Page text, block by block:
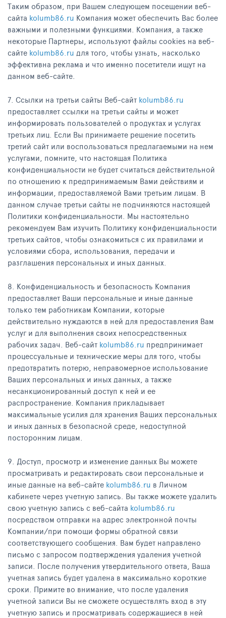
Таким образом, при Вашем следующем посещении веб-
сайта kolumb86.ru Компания может обеспечить Вас более
важными и полезными функциями. Компания, а также
некоторые Партнеры, используют файлы cookies на веб-
сайте kolumb86.ru для того, чтобы узнать, насколько
эффективна реклама и что именно посетители ищут на
данном веб-сайте.
7. Ссылки на третьи сайты Веб-сайт kolumb86.ru
предоставляет ссылки на третьи сайты и может
информировать пользователей о продуктах и услугах
третьих лиц. Если Вы принимаете решение посетить
третий сайт или воспользоваться предлагаемыми на нем
услугами, помните, что настоящая Политика
конфиденциальности не будет считаться действительной
по отношению к предпринимаемым Вами действиям и
информации, предоставляемой Вами третьим лицам. В
данном случае третьи сайты не подчиняются настоящей
Политики конфиденциальности. Мы настоятельно
рекомендуем Вам изучить Политику конфиденциальности
третьих сайтов, чтобы ознакомиться с их правилами и
условиями сбора, использования, передачи и
разглашения персональных и иных данных.
8. Конфиденциальность и безопасность Компания
предоставляет Ваши персональные и иные данные
только тем работникам Компании, которые
действительно нуждаются в ней для предоставления Вам
услуг и для выполнения своих непосредственных
рабочих задач. Веб-сайт kolumb86.ru предпринимает
процессуальные и технические меры для того, чтобы
предотвратить потерю, неправомерное использование
Ваших персональных и иных данных, а также
несанкционированный доступ к ней и ее
распространение. Компания прикладывает
максимальные усилия для хранения Ваших персональных
и иных данных в безопасной среде, недоступной
посторонним лицам.
9. Доступ, просмотр и изменение данных Вы можете
просматривать и редактировать свои персональные и
иные данные на веб-сайте kolumb86.ru в Личном
кабинете через учетную запись. Вы также можете удалить
свою учетную запись с веб-сайта kolumb86.ru
посредством отправки на адрес электронной почты
Компании/при помощи формы обратной связи
соответствующего сообщения. Вам будет направлено
письмо с запросом подтверждения удаления учетной
записи. После получения утвердительного ответа, Ваша
учетная запись будет удалена в максимально короткие
сроки. Примите во внимание, что после удаления
учетной записи Вы не сможете осуществлять вход в эту
учетную запись и просматривать содержащиеся в ней